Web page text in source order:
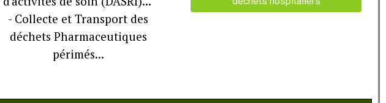
- Collecte et Transport des
déchets Pharmaceutiques
périmés...